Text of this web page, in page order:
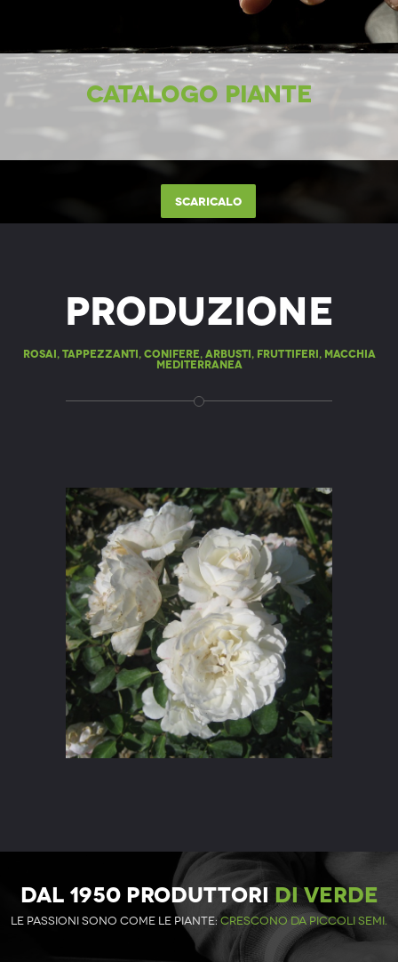
CATALOGO PIANTE
Scaricalo
Produzione
rosai, tappezzanti, conifere, arbusti, fruttiferi, macchia
mediterranea
DAL 1950 PRODUTTORI DI VERDE
Le passioni sono come le piante:crescono da piccoli semi.